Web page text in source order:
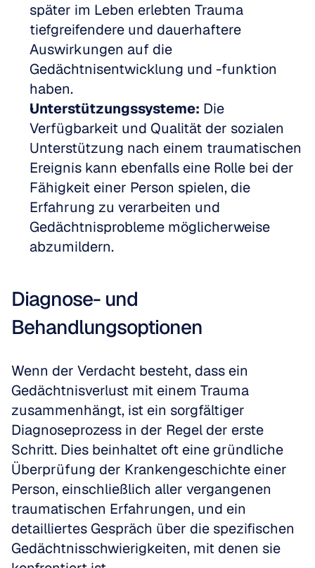
später im Leben erlebten Trauma
tiefgreifendere und dauerhaftere
Auswirkungen auf die
Gedächtnisentwicklung und -funktion
haben.
Unterstützungssysteme: Die
Verfügbarkeit und Qualität der sozialen
Unterstützung nach einem traumatischen
Ereignis kann ebenfalls eine Rolle bei der
Fähigkeit einer Person spielen, die
Erfahrung zu verarbeiten und
Gedächtnisprobleme möglicherweise
abzumildern.
Diagnose- und
Behandlungsoptionen
Wenn der Verdacht besteht, dass ein
Gedächtnisverlust mit einem Trauma
zusammenhängt, ist ein sorgfältiger
Diagnoseprozess in der Regel der erste
Schritt. Dies beinhaltet oft eine gründliche
Überprüfung der Krankengeschichte einer
Person, einschließlich aller vergangenen
traumatischen Erfahrungen, und ein
detailliertes Gespräch über die spezifischen
Gedächtnisschwierigkeiten, mit denen sie